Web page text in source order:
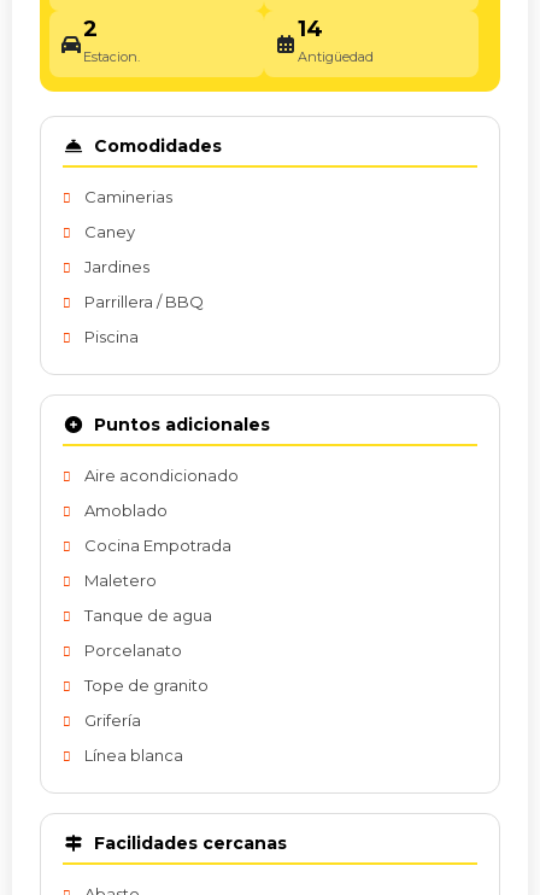
2
Estacion.
14
Antigüedad
Comodidades
Caminerias
Caney
Jardines
Parrillera / BBQ
Piscina
Puntos adicionales
Aire acondicionado
Amoblado
Cocina Empotrada
Maletero
Tanque de agua
Porcelanato
Tope de granito
Grifería
Línea blanca
Facilidades cercanas